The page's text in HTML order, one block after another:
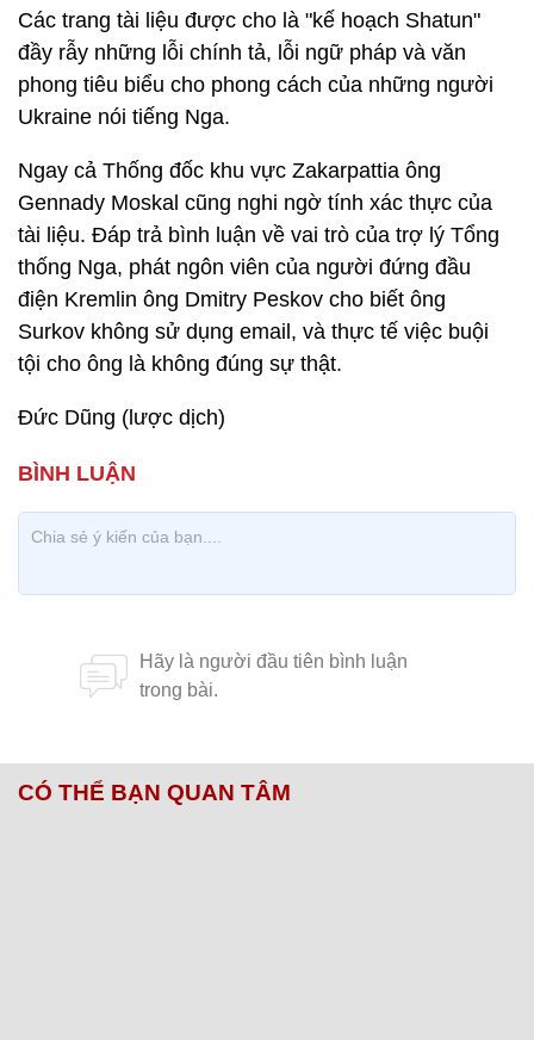
Các trang tài liệu được cho là "kế hoạch Shatun"
đầy rẫy những lỗi chính tả, lỗi ngữ pháp và văn
phong tiêu biểu cho phong cách của những người
Ukraine nói tiếng Nga.
Ngay cả Thống đốc khu vực Zakarpattia ông
Gennady Moskal cũng nghi ngờ tính xác thực của
tài liệu. Đáp trả bình luận về vai trò của trợ lý Tổng
thống Nga, phát ngôn viên của người đứng đầu
điện Kremlin ông Dmitry Peskov cho biết ông
Surkov không sử dụng email, và thực tế việc buội
tội cho ông là không đúng sự thật.
Đức Dũng (lược dịch)
CÓ THỂ BẠN QUAN TÂM